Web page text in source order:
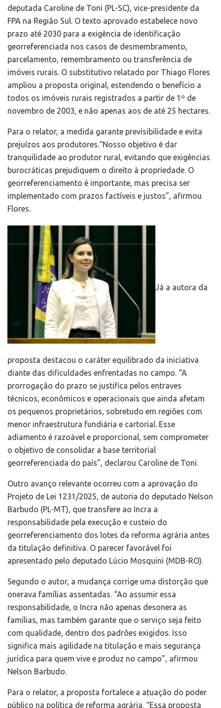
deputada Caroline de Toni (PL-SC), vice-presidente da
FPA na Região Sul. O texto aprovado estabelece novo
prazo até 2030 para a exigência de identificação
georreferenciada nos casos de desmembramento,
parcelamento, remembramento ou transferência de
imóveis rurais. O substitutivo relatado por Thiago Flores
ampliou a proposta original, estendendo o benefício a
todos os imóveis rurais registrados a partir de 1º de
novembro de 2003, e não apenas aos de até 25 hectares.
Para o relator, a medida garante previsibilidade e evita
prejuízos aos produtores.“Nosso objetivo é dar
tranquilidade ao produtor rural, evitando que exigências
burocráticas prejudiquem o direito à propriedade. O
georreferenciamento é importante, mas precisa ser
implementado com prazos factíveis e justos”, afirmou
Flores.
Já a autora da
proposta destacou o caráter equilibrado da iniciativa
diante das dificuldades enfrentadas no campo. “A
prorrogação do prazo se justifica pelos entraves
técnicos, econômicos e operacionais que ainda afetam
os pequenos proprietários, sobretudo em regiões com
menor infraestrutura fundiária e cartorial. Esse
adiamento é razoável e proporcional, sem comprometer
o objetivo de consolidar a base territorial
georreferenciada do país”, declarou Caroline de Toni.
Outro avanço relevante ocorreu com a aprovação do
Projeto de Lei 1231/2025, de autoria do deputado Nelson
Barbudo (PL-MT), que transfere ao Incra a
responsabilidade pela execução e custeio do
georreferenciamento dos lotes da reforma agrária antes
da titulação definitiva. O parecer favorável foi
apresentado pelo deputado Lúcio Mosquini (MDB-RO).
Segundo o autor, a mudança corrige uma distorção que
onerava famílias assentadas. “Ao assumir essa
responsabilidade, o Incra não apenas desonera as
famílias, mas também garante que o serviço seja feito
com qualidade, dentro dos padrões exigidos. Isso
significa mais agilidade na titulação e mais segurança
jurídica para quem vive e produz no campo”, afirmou
Nelson Barbudo.
Para o relator, a proposta fortalece a atuação do poder
público na política de reforma agrária. “Essa proposta